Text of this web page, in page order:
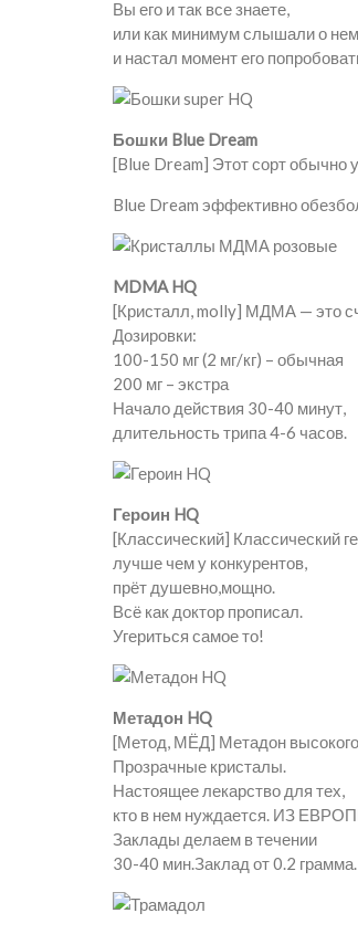
Вы его и так все знаете,
или как минимум слышали о нем
и настал момент его
Бошки Blue Dream
[Blue Dream] Этот сорт обычно
Blue Dream эффективно
MDMA HQ
[Кристалл, molly] МДМА — это
Дозировки:
100-150 мг (2 мг/кг) – обычная
200 мг – экстра
Начало действия 30-40 минут,
длительность трипа 4-6 часов.
Героин HQ
[Классический] Классический
лучше чем у конкурентов,
прёт душевно,мощно.
Всё как доктор прописал.
Угериться самое то!
Метадон HQ
[Метод, МЁД] Метадон высокого
Прозрачные кристалы.
Настоящее лекарство для тех,
кто в нем нуждается. ИЗ
Заклады делаем в течении
30-40 мин.Заклад от 0.2 грамма.